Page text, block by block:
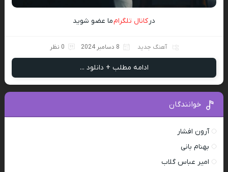
درکانال تلگرامما عضو شوید
آهنگ جدید 8 دسامبر 2024 0 نظر
ادامه مطلب + دانلود ...
خوانندگان
آرون افشار
بهنام بانی
امیر عباس گلاب